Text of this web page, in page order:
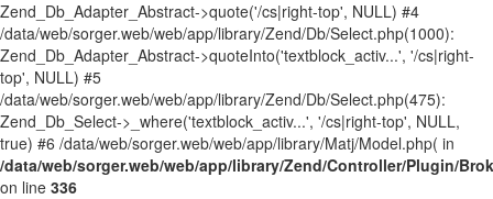
Zend_Db_Adapter_Abstract->quote('/cs|right-top', NULL) #4
/data/web/sorger.web/web/app/library/Zend/Db/Select.php(1000):
Zend_Db_Adapter_Abstract->quoteInto('textblock_activ...', '/cs|right-
top', NULL) #5
/data/web/sorger.web/web/app/library/Zend/Db/Select.php(475):
Zend_Db_Select->_where('textblock_activ...', '/cs|right-top', NULL,
true) #6 /data/web/sorger.web/web/app/library/Matj/Model.php( in
/data/web/sorger.web/web/app/library/Zend/Controller/Plugin/
on line 336